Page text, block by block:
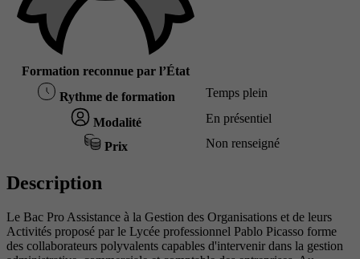
Formation reconnue par l’État
Rythme de formation Temps plein
Modalité En présentiel
Prix Non renseigné
Description
Le Bac Pro Assistance à la Gestion des Organisations et de leurs
Activités proposé par le Lycée professionnel Pablo Picasso forme
des collaborateurs polyvalents capables d'intervenir dans la gestion